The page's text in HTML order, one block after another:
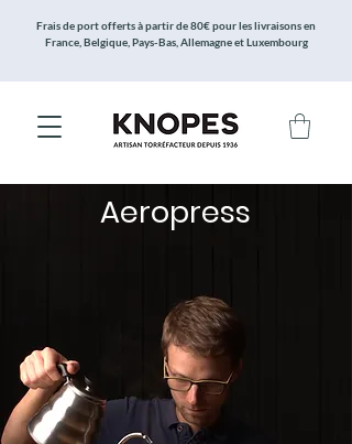
Frais de port offerts à partir de 80€ pour les livraisons en
France, Belgique, Pays-Bas, Allemagne et Luxembourg
Aeropress